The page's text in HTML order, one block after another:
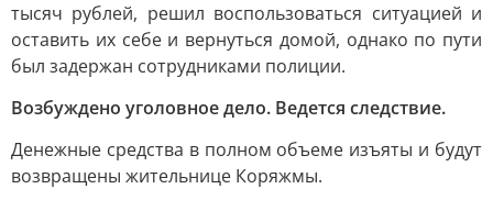
тысяч рублей, решил воспользоваться ситуацией и
оставить их себе и вернуться домой, однако по пути
был задержан сотрудниками полиции.
Возбуждено уголовное дело. Ведется следствие.
Денежные средства в полном объеме изъяты и будут
возвращены жительнице Коряжмы.